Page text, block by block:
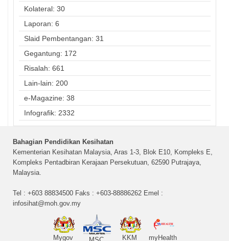
Kolateral: 30
Laporan: 6
Slaid Pembentangan: 31
Gegantung: 172
Risalah: 661
Lain-lain: 200
e-Magazine: 38
Infografik: 2332
Bahagian Pendidikan Kesihatan
Kementerian Kesihatan Malaysia, Aras 1-3, Blok E10, Kompleks E,
Kompleks Pentadbiran Kerajaan Persekutuan, 62590 Putrajaya,
Malaysia.
Tel : +603 88834500 Faks : +603-88886262 Emel :
infosihat@moh.gov.my
Mygov KKM myHealth